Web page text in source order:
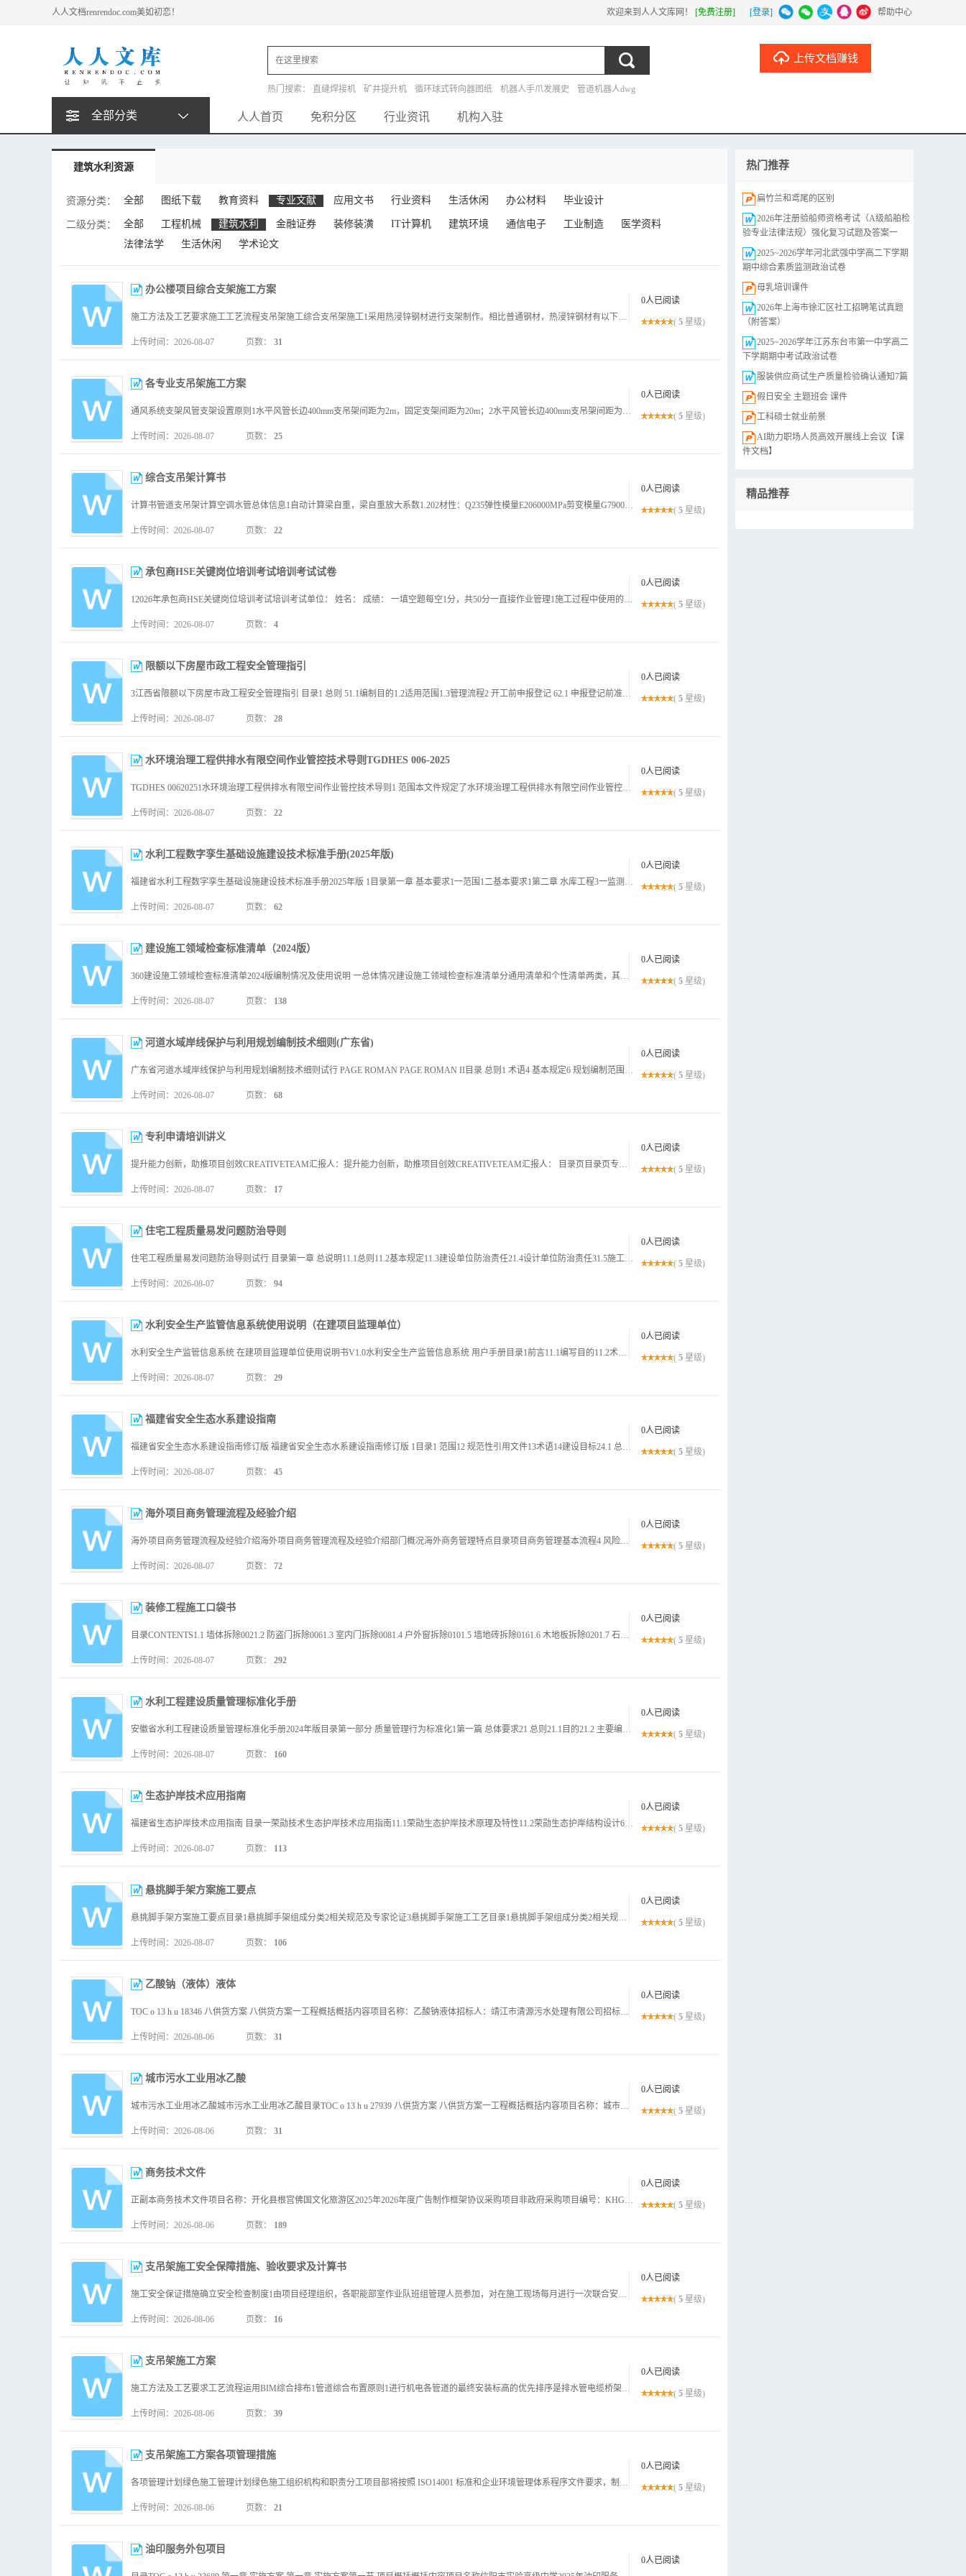
欢迎来到人人文库网！ [免费注册] [登录] 帮助中心
人人文档renrendoc.com美如初恋！
热门搜索： 直缝焊接机 矿井提升机 循环球式转向器图纸 机器人手爪发展史
管道机器人dwg
上传文档赚钱
全部分类 人人首页 免积分区 行业资讯 机构入驻
建筑水利资源
资源分类： 全部 图纸下载 教育资料 专业文献 应用文书 行业资料 生活休闲 办公材料 毕业设计
二级分类： 全部 工程机械 建筑水利 金融证券 装修装潢 IT计算机 建筑环境 通信电子 工业制造
医学资料
法律法学
生活休闲 学术论文
办公楼项目综合支架施工方案
施工方法及工艺要求施工工艺流程支吊架施工综合支吊架施工1采用热浸锌钢材进行支架制作。相比普通钢材，热浸锌钢材有以下优点：1处理费用低，热浸镀锌防锈的费用要比其他漆料涂层的费用低;2持久耐用:在郊区环境下,标准的热镀锌防锈厚度可保持50年以上
上传时间：2026-08-07 页数： 31
0人已阅读
( 5 星级)
各专业支吊架施工方案
通风系统支架风管支架设置原则1水平风管长边400mm支吊架间距为2m，固定支架间距为20m；2水平风管长边400mm支吊架间距为3m，固定支架间距为20m；3风管转弯和翻弯处两端200mm加支架，在三通四通200mm侧均需加支架；4保温风管
上传时间：2026-08-07 页数： 25
0人已阅读
( 5 星级)
综合支吊架计算书
计算书管道支吊架计算空调水管总体信息1自动计算梁自重，梁自重放大系数1.202材性：Q235弹性模量E206000MPa剪变模量G79000MPa质量密度7850kgm3线膨胀系数12x106c泊松比0.30屈服强度fy235MPa抗拉压弯
上传时间：2026-08-07 页数： 22
0人已阅读
( 5 星级)
承包商HSE关键岗位培训考试培训考试试卷
12026年承包商HSE关键岗位培训考试培训考试单位： 姓名： 成绩： 一填空题每空1分，共50分一直接作业管理1施工过程中使用的材料开挖出的泥土应堆放在距沟槽边沿至少1半以外，堆土高度不得大于，坡度不大于 ，不得堵塞下水道窖井以及作业现场
上传时间：2026-08-07 页数： 4
0人已阅读
( 5 星级)
限额以下房屋市政工程安全管理指引
3江西省限额以下房屋市政工程安全管理指引 目录1 总则 51.1编制目的1.2适用范围1.3管理流程2 开工前申报登记 62.1 申报登记前准备事项 62.2 申报登记材料 72.3 申报登记程序 83 施工准备阶段 93.1 建设单位业主
上传时间：2026-08-07 页数： 28
0人已阅读
( 5 星级)
水环境治理工程供排水有限空间作业管控技术导则TGDHES 006-2025
TGDHES 00620251水环境治理工程供排水有限空间作业管控技术导则1 范围本文件规定了水环境治理工程供排水有限空间作业管控的基本规定，危险源类别级别与风险等级，管控措施和管控运用等要求，包括但不限于：供排水管网供水处理污水处理等设备
上传时间：2026-08-07 页数： 22
0人已阅读
( 5 星级)
水利工程数字孪生基础设施建设技术标准手册(2025年版)
福建省水利工程数字孪生基础设施建设技术标准手册2025年版 1目录第一章 基本要求1一范围1二基本要求1第二章 水库工程3一监测站点建设3二建筑信息模型BIM建设15三数据汇缴16四平台系统建设17第三章 堤防工程19一监测站点建设19二建
上传时间：2026-08-07 页数： 62
0人已阅读
( 5 星级)
建设施工领域检查标准清单（2024版）
360建设施工领域检查标准清单2024版编制情况及使用说明 一总体情况建设施工领域检查标准清单分通用清单和个性清单两类，其中通用清单1张个性清单8张隧道工程桥涵工程路基工程桩基及基坑工程脚手架工程模板支架工程建筑起重机械涉危险化学品场所，共
上传时间：2026-08-07 页数： 138
0人已阅读
( 5 星级)
河道水域岸线保护与利用规划编制技术细则(广东省)
广东省河道水域岸线保护与利用规划编制技术细则试行 PAGE ROMAN PAGE ROMAN II目录 总则1 术语4 基本规定6 规划编制范围及水平年6 规划依据6 规划目标8 规划内容8 基础数据8 技术路线9 基础资料收集与调查11
上传时间：2026-08-07 页数： 68
0人已阅读
( 5 星级)
专利申请培训讲义
提升能力创新，助推项目创效CREATIVETEAM汇报人：提升能力创新，助推项目创效CREATIVETEAM汇报人： 目录页目录页专利简介针对发明型实用新型等不同专利形式进行简介01专利简介针对发明型实用新型等不同专利形式进行简介01基础知
上传时间：2026-08-07 页数： 17
0人已阅读
( 5 星级)
住宅工程质量易发问题防治导则
住宅工程质量易发问题防治导则试行 目录第一章 总说明11.1总则11.2基本规定11.3建设单位防治责任21.4设计单位防治责任31.5施工单位防治责任41.6监理单位防治责任51.7实施管理流程图6第二章 渗漏篇72.1地下室渗漏72.1
上传时间：2026-08-07 页数： 94
0人已阅读
( 5 星级)
水利安全生产监管信息系统使用说明（在建项目监理单位）
水利安全生产监管信息系统 在建项目监理单位使用说明书V1.0水利安全生产监管信息系统 用户手册目录1前言11.1编写目的11.2术语12系统说明22.1系统访问22.2系统流程说明23功能说明103.1首页103.2基础信息103.2.1本
上传时间：2026-08-07 页数： 29
0人已阅读
( 5 星级)
福建省安全生态水系建设指南
福建省安全生态水系建设指南修订版 福建省安全生态水系建设指南修订版 1目录1 范围12 规范性引用文件13术语14建设目标24.1 总体目标34.2 具体目标35一般规定46 生态保护与修复66.1 生态保护措施66.2 生态修复措施66.
上传时间：2026-08-07 页数： 45
0人已阅读
( 5 星级)
海外项目商务管理流程及经验介绍
海外项目商务管理流程及经验介绍海外项目商务管理流程及经验介绍部门概况海外商务管理特点目录项目商务管理基本流程4 风险与合规部门概况海外商务管理特点目录项目商务管理基本流程4 风险与合规部门概况部门概况什么是建筑工程商务什么是建筑工程商务1部
上传时间：2026-08-07 页数： 72
0人已阅读
( 5 星级)
装修工程施工口袋书
目录CONTENTS1.1 墙体拆除0021.2 防盗门拆除0061.3 室内门拆除0081.4 户外窗拆除0101.5 墙地砖拆除0161.6 木地板拆除0201.7 石膏板吊顶拆除0241.8 壁纸撕除0261.9 推拉门拆除0281.
上传时间：2026-08-07 页数： 292
0人已阅读
( 5 星级)
水利工程建设质量管理标准化手册
安徽省水利工程建设质量管理标准化手册2024年版目录第一部分 质量管理行为标准化1第一篇 总体要求21 总则21.1目的21.2 主要编制依据21.3 适用范围32 基本要求42.1 建设程序42.2 单位资质42.3 责任主体42.4 人
上传时间：2026-08-07 页数： 160
0人已阅读
( 5 星级)
生态护岸技术应用指南
福建省生态护岸技术应用指南 目录一荣勋技术生态护岸技术应用指南11.1荣勋生态护岸技术原理及特性11.2荣勋生态护岸结构设计61.3荣勋生态护岸绿化设计方案191.4荣勋生态护岸技术应用型式211.5荣勋生态护岸施工指南261.6荣勋生态护
上传时间：2026-08-07 页数： 113
0人已阅读
( 5 星级)
悬挑脚手架方案施工要点
悬挑脚手架方案施工要点目录1悬挑脚手架组成分类2相关规范及专家论证3悬挑脚手架施工工艺目录1悬挑脚手架组成分类2相关规范及专家论证3悬挑脚手架施工工艺4悬挑脚手架施工方案编制与深化5悬挑脚手架安全隐患识别悬挑脚手架组成分类Part悬挑脚手架
上传时间：2026-08-07 页数： 106
0人已阅读
( 5 星级)
乙酸钠（液体）液体
TOC o 13 h u 18346 八供货方案 八供货方案一工程概括概括内容项目名称：乙酸钠液体招标人：靖江市清源污水处理有限公司招标代理机构：江苏马洲项目管理有限公司项目地点：靖江市招标内容：乙酸钠液体，预估年使用量800吨，所供乙酸钠
上传时间：2026-08-06 页数： 31
0人已阅读
( 5 星级)
城市污水工业用冰乙酸
城市污水工业用冰乙酸城市污水工业用冰乙酸目录TOC o 13 h u 27939 八供货方案 八供货方案一工程概括概括内容项目名称：城市污水工业用冰乙酸招标人：靖江市华汇城市污水处理有限公司招标代理机构：中证房地产评估造价集团有限公司项目地
上传时间：2026-08-06 页数： 31
0人已阅读
( 5 星级)
商务技术文件
正副本商务技术文件项目名称：开化县根宫佛国文化旅游区2025年2026年度广告制作框架协议采购项目非政府采购项目编号：KHGGCG202501响应人全称：公章年月日 十应急服务方案10.1应急服务方案应急服务目标围绕项目中广告制作安装维护全
上传时间：2026-08-06 页数： 189
0人已阅读
( 5 星级)
支吊架施工安全保障措施、验收要求及计算书
施工安全保证措施确立安全检查制度1由项目经理组织，各职能部室作业队班组管理人员参加，对在施工现场每月进行一次联合安全大检查。2安全员及作业队班组管理人员对在施工现场每班进行一次巡查，并填写安全检查日志3技术负责人及安全技术人员对工艺进行不定
上传时间：2026-08-06 页数： 16
0人已阅读
( 5 星级)
支吊架施工方案
施工方法及工艺要求工艺流程运用BIM综合排布1管道综合布置原则1进行机电各管道的最终安装标高的优先排序是排水管电缆桥架线槽暖通管道通风管道给水及消防管道。电缆桥架线槽尽量高位安装，通风管道因需下引风口，尽量布置在综合管线的最底层。电缆桥架与
上传时间：2026-08-06 页数： 39
0人已阅读
( 5 星级)
支吊架施工方案各项管理措施
各项管理计划绿色施工管理计划绿色施工组织机构和职责分工项目部将按照 ISO14001 标准和企业环境管理体系程序文件要求，制定并实施相应的环保制度和措施，最大限度地减少污染，降低自然资源消耗，营造环保节能绿色建筑。 项目经理为绿色施工管理第
上传时间：2026-08-06 页数： 21
0人已阅读
( 5 星级)
油印服务外包项目
0人已阅读
热门推荐
扁竹兰和鸢尾的区别
2026年注册验船师资格考试（A级船舶检
验专业法律法规）强化复习试题及答案一
2025~2026学年河北武强中学高二下学期
期中综合素质监测政治试卷
母乳培训课件
2026年上海市徐汇区社工招聘笔试真题
（附答案）
2025~2026学年江苏东台市第一中学高二
下学期期中考试政治试卷
服装供应商试生产质量检验确认通知7篇
假日安全 主题班会 课件
工科硕士就业前景
AI助力职场人员高效开展线上会议【课
件文档】
精品推荐